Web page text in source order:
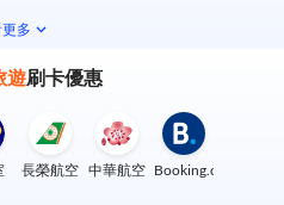
多
遊刷卡優惠
長榮航空 中華航空 Booking.com